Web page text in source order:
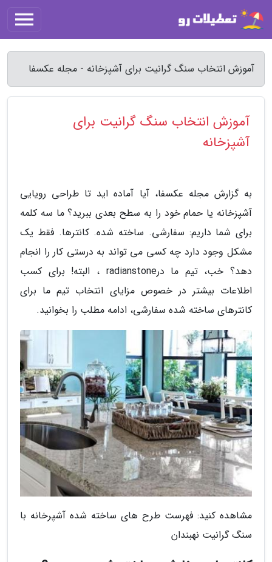
آموزش انتخاب سنگ گرانیت برای آشپزخانه - مجله عکسفا
آموزش انتخاب سنگ گرانیت برای
آشپزخانه
به گزارش مجله عکسفا، آیا آماده اید تا طراحی رویایی
آشپزخانه یا حمام خود را به سطح بعدی ببرید؟ ما سه کلمه
برای شما داریم: سفارشی. ساخته شده. کانترها. فقط یک
مشکل وجود دارد چه کسی می تواند به درستی کار را انجام
دهد؟ خب، تیم ما درradianstone ، البته! برای کسب
اطلاعات بیشتر در خصوص مزایای انتخاب تیم ما برای
کانترهای ساخته شده سفارشی، ادامه مطلب را بخوانید.
مشاهده کنید: فهرست طرح های ساخته شده آشپرخانه با
سنگ گرانیت نهبندان